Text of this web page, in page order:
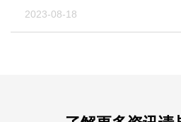
2023-08-18